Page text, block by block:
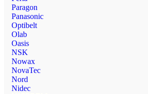
Paragon
Panasonic
Optibelt
Olab
Oasis
NSK
Nowax
NovaTec
Nord
Nidec